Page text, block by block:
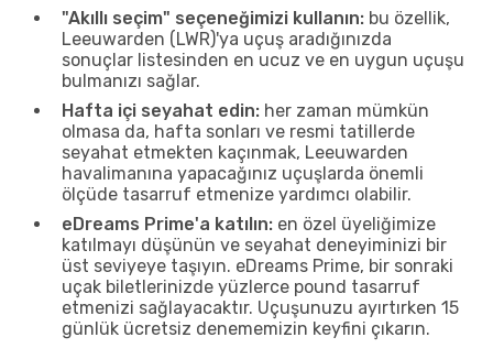
"Akıllı seçim" seçeneğimizi kullanın: bu özellik,
Leeuwarden (LWR)'ya uçuş aradığınızda
sonuçlar listesinden en ucuz ve en uygun uçuşu
bulmanızı sağlar.
Hafta içi seyahat edin: her zaman mümkün
olmasa da, hafta sonları ve resmi tatillerde
seyahat etmekten kaçınmak, Leeuwarden
havalimanına yapacağınız uçuşlarda önemli
ölçüde tasarruf etmenize yardımcı olabilir.
eDreams Prime'a katılın: en özel üyeliğimize
katılmayı düşünün ve seyahat deneyiminizi bir
üst seviyeye taşıyın. eDreams Prime, bir sonraki
uçak biletlerinizde yüzlerce pound tasarruf
etmenizi sağlayacaktır. Uçuşunuzu ayırtırken 15
günlük ücretsiz denememizin keyfini çıkarın.